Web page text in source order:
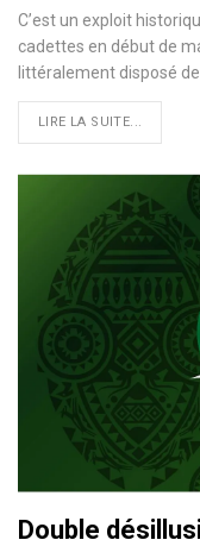
C’est un exploit
cadettes en début de
littéralement disposé
LIRE LA SUITE...
Double